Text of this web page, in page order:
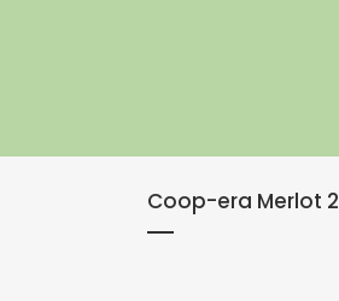
Coop-era Merlot